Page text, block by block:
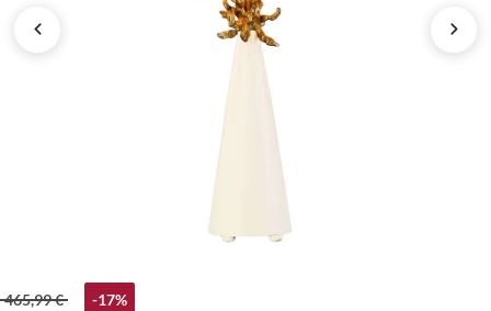
465,99 € -17%